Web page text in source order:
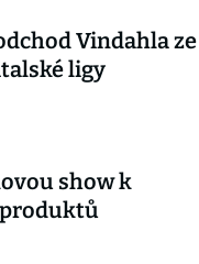
Vindahla ze
ligy
show k